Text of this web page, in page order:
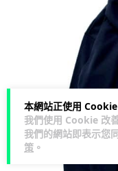
本網站正使用 Cookie
我們使用 Cookie 改
我們的網站即表示您
策 。